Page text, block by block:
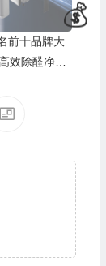
前十品牌大
效除醛净化